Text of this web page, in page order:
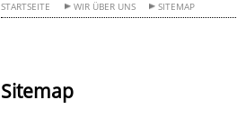
STARTSEITE WIR ÜBER UNS SITEMAP
Sitemap